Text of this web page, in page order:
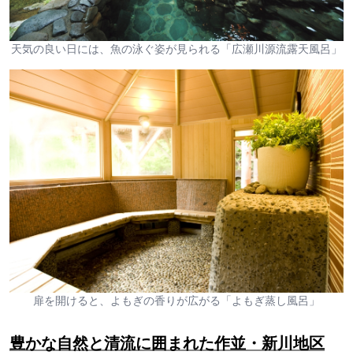
天気の良い日には、魚の泳ぐ姿が見られる「広瀬川源流露天風呂」
扉を開けると、よもぎの香りが広がる「よもぎ蒸し風呂」
豊かな自然と清流に囲まれた作並・新川地区